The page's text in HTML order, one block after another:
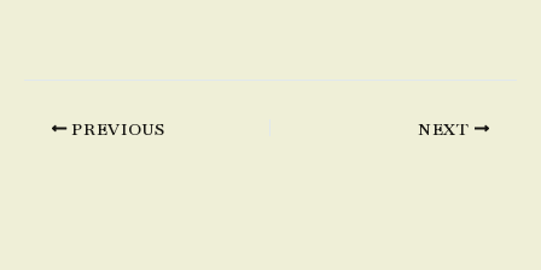
PREVIOUS NEXT